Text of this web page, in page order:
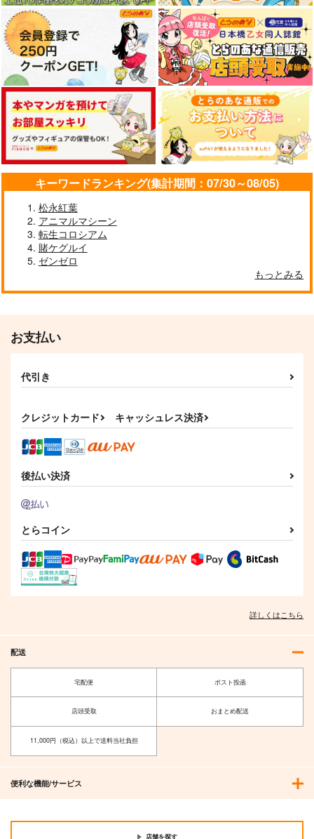
作品詳細 作品詳細 作品詳細
(BD)ウマ娘 シンデレ
ラグレイ 7 豪華版 (と
らのあな限定版)
17,600円（税込）
サンプル
作品詳細
キーワードランキング(集計期間：07/30～08/05)
松永紅葉
アニマルマシーン
転生コロシアム
賭ケグルイ
ゼンゼロ
もっとみる
お支払い
代引き
クレジットカード キャッシュレス決済
後払い決済
とらコイン
詳しくはこちら
配送
宅配便 ポスト投函
店頭受取 おまとめ配送
11,000円（税込）以上で送料当社負担
便利な機能/サービス
店舗を探す